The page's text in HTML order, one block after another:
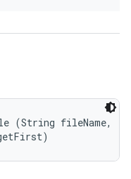
(String fileName,